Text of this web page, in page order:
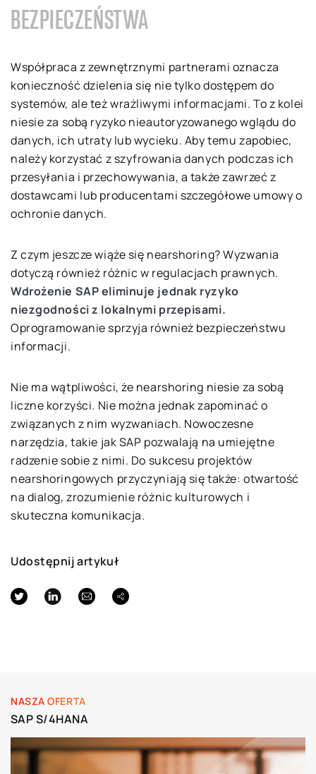
NASZA OFERTA
SAP S/4HANA
BEZPIECZEŃSTWA
Współpraca z zewnętrznymi partnerami oznacza
konieczność dzielenia się nie tylko dostępem do
systemów, ale też wrażliwymi informacjami. To z kolei
niesie za sobą ryzyko nieautoryzowanego wglądu do
danych, ich utraty lub wycieku. Aby temu zapobiec,
należy korzystać z szyfrowania danych podczas ich
przesyłania i przechowywania, a także zawrzeć z
dostawcami lub producentami szczegółowe umowy o
ochronie danych.
Z czym jeszcze wiąże się nearshoring? Wyzwania
dotyczą również różnic w regulacjach prawnych.
Wdrożenie SAP eliminuje jednak ryzyko
niezgodności z lokalnymi przepisami.
Oprogramowanie sprzyja również bezpieczeństwu
informacji.
Nie ma wątpliwości, że nearshoring niesie za sobą
liczne korzyści. Nie można jednak zapominać o
związanych z nim wyzwaniach. Nowoczesne
narzędzia, takie jak SAP pozwalają na umiejętne
radzenie sobie z nimi. Do sukcesu projektów
nearshoringowych przyczyniają się także: otwartość
na dialog, zrozumienie różnic kulturowych i
skuteczna komunikacja.
Udostępnij artykuł